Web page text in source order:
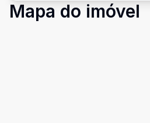
Mapa do imóvel